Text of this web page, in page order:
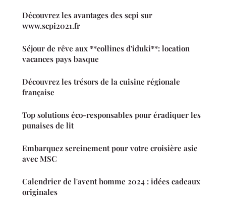
Découvrez les avantages des scpi sur
www.scpi2021.fr
Séjour de rêve aux **collines d'iduki**: location
vacances pays basque
Découvrez les trésors de la cuisine régionale
française
Top solutions éco-responsables pour éradiquer les
punaises de lit
Embarquez sereinement pour votre croisière asie
avec MSC
Calendrier de l'avent homme 2024 : idées cadeaux
originales